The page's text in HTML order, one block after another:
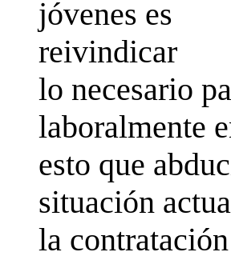
jóvenes es
reivindicar
lo necesario
laboralmente
esto que
situación
la